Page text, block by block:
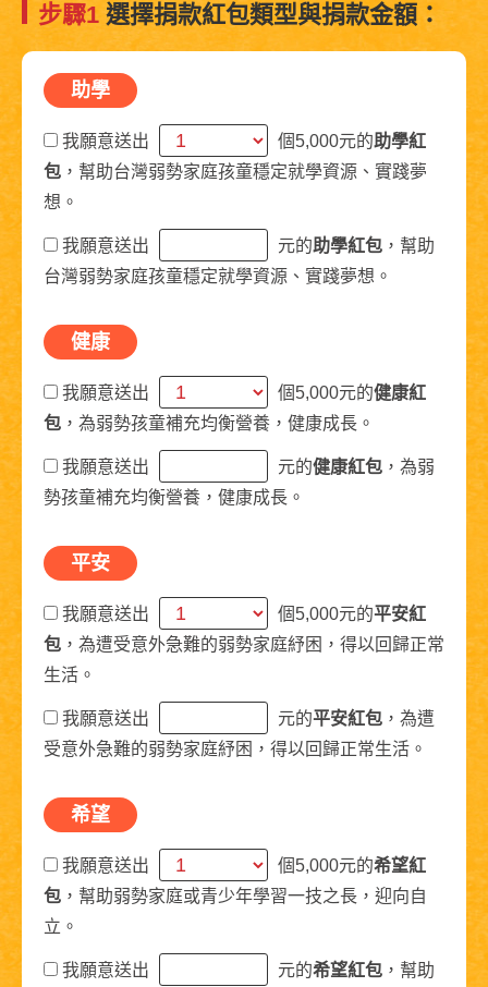
步驟1 選擇捐款紅包類型與捐款金額：
助學
我願意送出 個5,000元的助學紅
包 ，幫助台灣弱勢家庭孩童穩定就學資源、實踐夢
想。
我願意送出 元的助學紅包 ，幫助
台灣弱勢家庭孩童穩定就學資源、實踐夢想。
健康
我願意送出 個5,000元的健康紅
包 ，為弱勢孩童補充均衡營養，健康成長。
我願意送出 元的健康紅包 ，為弱
勢孩童補充均衡營養，健康成長。
平安
我願意送出 個5,000元的平安紅
包 ，為遭受意外急難的弱勢家庭紓困，得以回歸正常
生活。
我願意送出 元的平安紅包 ，為遭
受意外急難的弱勢家庭紓困，得以回歸正常生活。
希望
我願意送出 個5,000元的希望紅
包 ，幫助弱勢家庭或青少年學習一技之長，迎向自
立。
我願意送出 元的希望紅包 ，幫助